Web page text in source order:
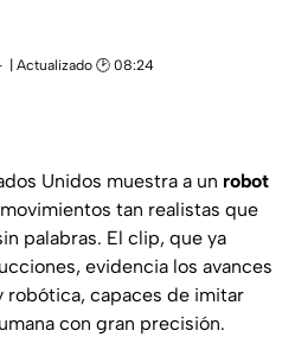
| Actualizado 🕑 08:24
Unidos muestra a un robot
tan realistas que
palabras. El clip, que ya
evidencia los avances
robótica, capaces de imitar
con gran precisión.